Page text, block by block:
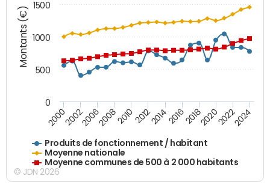
Montants (€)
Produits de fonctionnement / habitant
Moyenne nationale
Moyenne communes de 500 à 2 000 habitants
200020022006200820102012201420162018202020222024
500
1000
1500
0
© JDN 2026